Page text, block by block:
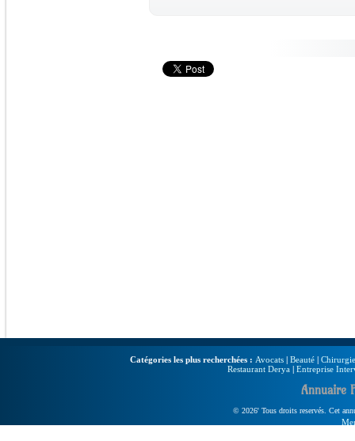
Catégories les plus recherchées : Avocats | Beauté |
Restaurant Derya | Entreprise
Annuaire
© 2026' Tous droits reservés. Cet